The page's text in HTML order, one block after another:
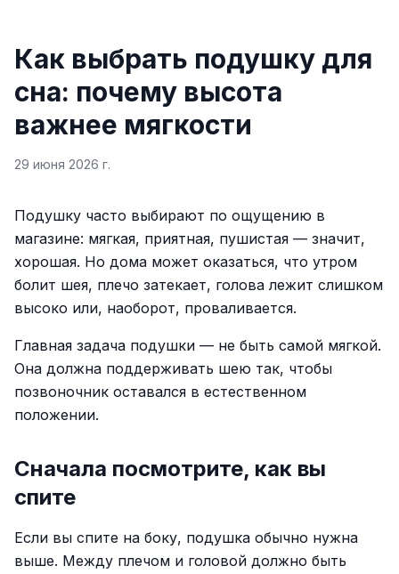
Как выбрать подушку для
сна: почему высота
важнее мягкости
29 июня 2026 г.
Подушку часто выбирают по ощущению в
магазине: мягкая, приятная, пушистая — значит,
хорошая. Но дома может оказаться, что утром
болит шея, плечо затекает, голова лежит слишком
высоко или, наоборот, проваливается.
Главная задача подушки — не быть самой мягкой.
Она должна поддерживать шею так, чтобы
позвоночник оставался в естественном
положении.
Сначала посмотрите, как вы
спите
Если вы спите на боку, подушка обычно нужна
выше. Между плечом и головой должно быть